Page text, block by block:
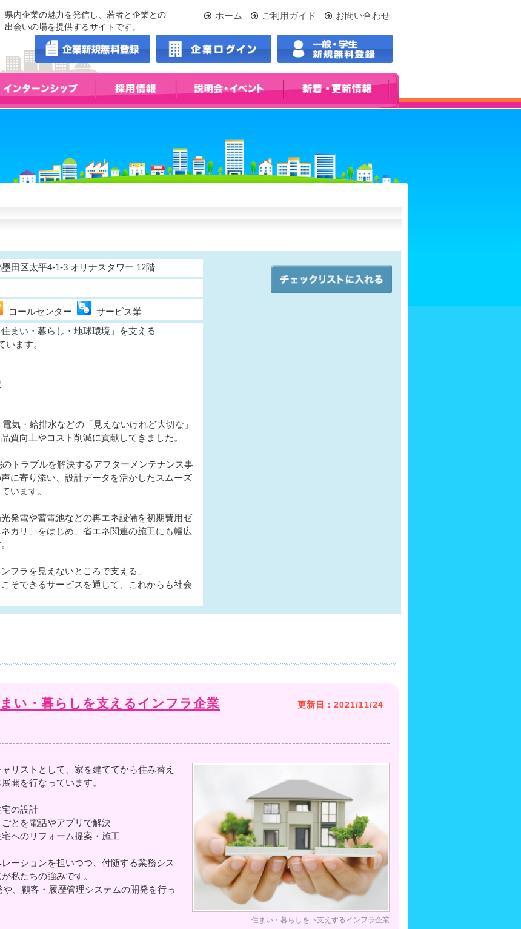
県内企業の魅力を発信し、若者と企業との
出会いの場を提供するサイトです。
ホーム ご利用ガイド お問い合わせ
田区太平4-1-3 オリナスタワー 12階
コールセンター
サービス業
まい・暮らし・地球環境」を支える
います。
気・給排水などの「見えないけれど大切な」
質向上やコスト削減に貢献してきました。
トラブルを解決するアフターメンテナンス事
に寄り添い、設計データを活かしたスムーズ
います。
発電や蓄電池などの再エネ設備を初期費用ゼ
カリ」をはじめ、省エネ関連の施工にも幅広
フラを見えないところで支える」
そできるサービスを通じて、これからも社会
い・暮らしを支えるインフラ企業 更新日：2021/11/24
住まい・暮らしを下支えするインフラ企業
リストとして、家を建ててから住み替え
開を行なっています。
宅の設計
とを電話やアプリで解決
へのリフォーム提案・施工
ーションを担いつつ、付随する業務シス
私たちの強みです。
、顧客・履歴管理システムの開発を行っ